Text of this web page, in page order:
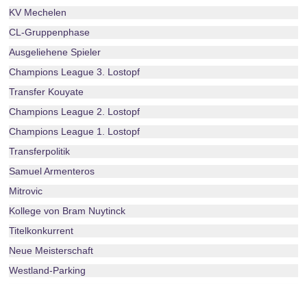
KV Mechelen
CL-Gruppenphase
Ausgeliehene Spieler
Champions League 3. Lostopf
Transfer Kouyate
Champions League 2. Lostopf
Champions League 1. Lostopf
Transferpolitik
Samuel Armenteros
Mitrovic
Kollege von Bram Nuytinck
Titelkonkurrent
Neue Meisterschaft
Westland-Parking